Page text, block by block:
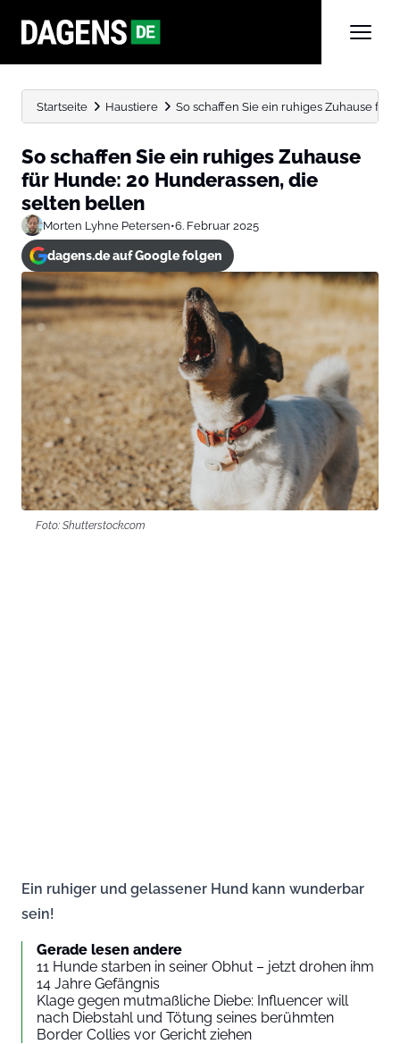
Startseite Haustiere So schaffen Sie ein ruhiges Zuhause für
So schaffen Sie ein ruhiges Zuhause
für Hunde: 20 Hunderassen, die
selten bellen
Morten Lyhne Petersen•6. Februar 2025
dagens.de auf Google folgen
Foto: Shutterstock.com
Ein ruhiger und gelassener Hund kann wunderbar
sein!
Gerade lesen andere
11 Hunde starben in seiner Obhut – jetzt drohen ihm
14 Jahre Gefängnis
Klage gegen mutmaßliche Diebe: Influencer will
nach Diebstahl und Tötung seines berühmten
Border Collies vor Gericht ziehen